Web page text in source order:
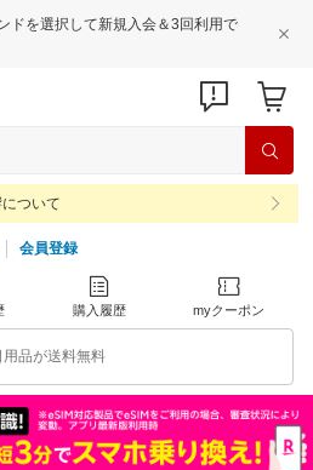
ドを選択して新規入会＆3回利用で
ついて
会員登録
購入履歴 myクーポン
品が送料無料